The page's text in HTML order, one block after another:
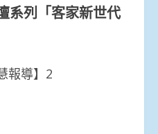
系列「客家新世代
報導】2